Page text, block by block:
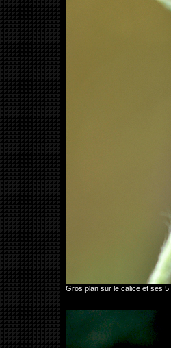
Gros plan sur le calice et ses